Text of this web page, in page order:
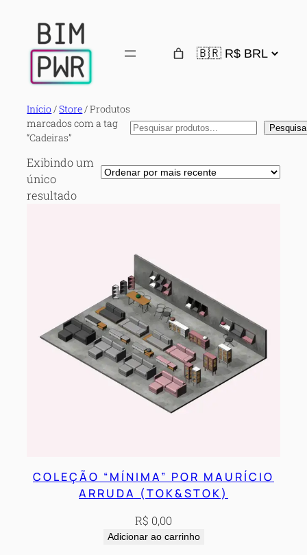
Início/Store/ Produtos
marcados com a tag
“Cadeiras”
Pesquisa Pesquisa
Exibindo um
único
resultado
COLEÇÃO “MÍNIMA” POR MAURÍCIO
ARRUDA (TOK&STOK)
R$ 0,00
Adicionar ao carrinho